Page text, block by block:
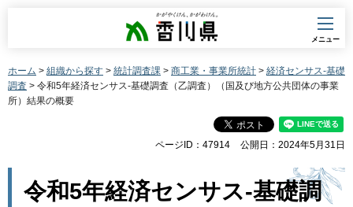
香川県
メニュー
ホーム > 組織から探す > 統計調査課 > 商工業・事業所統計 > 経済センサス-基礎
調査 > 令和5年経済センサス-基礎調査（乙調査）（国及び地方公共団体の事業
所）結果の概要
ページID：47914 公開日：2024年5月31日
令和5年経済センサス-基礎調